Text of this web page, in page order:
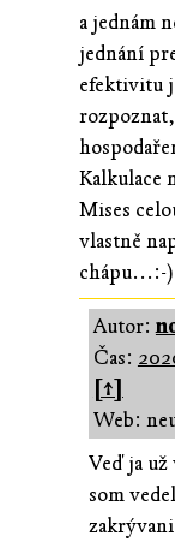
a jednám
jednání
efektivitu
Kalkulace
Mises
vlastně
chápu...:-)
Autor:
Čas:
[↑]
Web:
Veď ja už
som